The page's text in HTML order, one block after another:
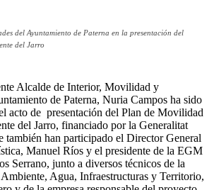
del Ayuntamiento de Paterna en la presentación del
del Jarro
Alcalde de Interior, Movilidad y
de Paterna, Nuria Campos ha sido
acto de presentación del Plan de Movilidad
del Jarro, financiado por la Generalitat
también han participado el Director General
Manuel Ríos y el presidente de la EGM
Serrano, junto a diversos técnicos de la
Agua, Infraestructuras y Territorio,